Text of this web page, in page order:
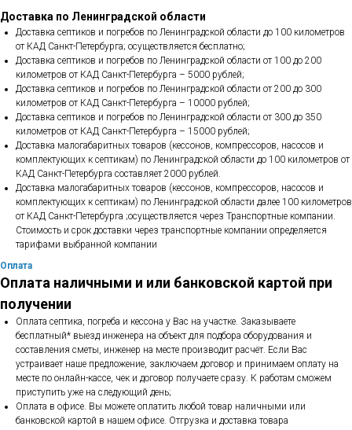
Доставка по Ленинградской области
Доставка септиков и погребов по Ленинградской области до 100 километров
от КАД Санкт-Петербурга; осуществляется бесплатно;
Доставка септиков и погребов по Ленинградской области от 100 до 200
километров от КАД Санкт-Петербурга – 5000 рублей;
Доставка септиков и погребов по Ленинградской области от 200 до 300
километров от КАД Санкт-Петербурга – 10000 рублей;
Доставка септиков и погребов по Ленинградской области от 300 до 350
километров от КАД Санкт-Петербурга – 15000 рублей;
Доставка малогабаритных товаров (кессонов, компрессоров, насосов и
комплектующих к септикам) по Ленинградской области до 100 километров от
КАД Санкт-Петербурга составляет 2000 рублей.
Доставка малогабаритных товаров (кессонов, компрессоров, насосов и
комплектующих к септикам) по Ленинградской области далее 100 километров
от КАД Санкт-Петербурга ;осуществляется через Транспортные компании.
Стоимость и срок доставки через транспортные компании определяется
тарифами выбранной компании
Оплата
Оплата наличными и или банковской картой при
получении
Оплата септика, погреба и кессона у Вас на участке. Заказываете
бесплатный* выезд инженера на объект для подбора оборудования и
составления сметы, инженер на месте производит расчёт. Если Вас
устраивает наше предложение, заключаем договор и принимаем оплату на
месте по онлайн-кассе, чек и договор получаете сразу. К работам сможем
приступить уже на следующий день;
Оплата в офисе. Вы можете оплатить любой товар наличными или
банковской картой в нашем офисе. Отгрузка и доставка товара